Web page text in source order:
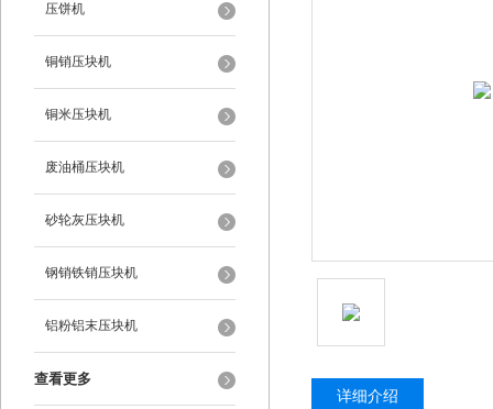
压饼机
铜销压块机
铜米压块机
废油桶压块机
砂轮灰压块机
钢销铁销压块机
铝粉铝末压块机
查看更多
详细介绍